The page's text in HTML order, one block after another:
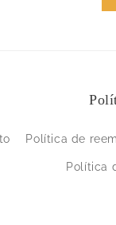
Política de
Política